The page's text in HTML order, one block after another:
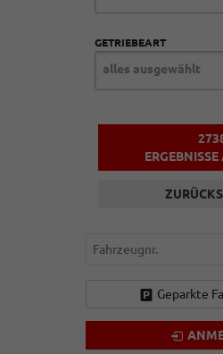
GETRIEBEART
alles ausgewählt
Fahrzeugnr.
Geparkte